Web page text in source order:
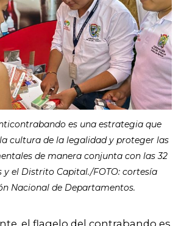
es una estrategia que
cultura de la legalidad y proteger las
de manera conjunta con las 32
y el Distrito Capital./FOTO: cortesía
Nacional de Departamentos.